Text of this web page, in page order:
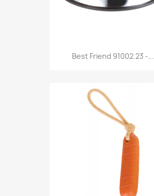
Anteprima
Best Friend 91002.23 -...